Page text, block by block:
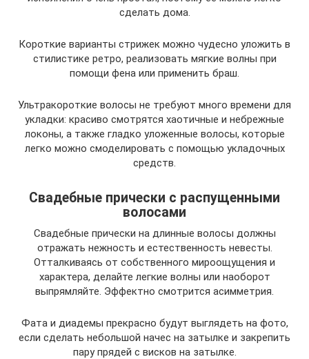
сделать дома.
Короткие варианты стрижек можно чудесно уложить в
стилистике ретро, реализовать мягкие волны при
помощи фена или применить браш.
Ультракороткие волосы не требуют много времени для
укладки: красиво смотрятся хаотичные и небрежные
локоны, а также гладко уложенные волосы, которые
легко можно смоделировать с помощью укладочных
средств.
Свадебные прически с распущенными
волосами
Свадебные прически на длинные волосы должны
отражать нежность и естественность невесты.
Отталкиваясь от собственного мироощущения и
характера, делайте легкие волны или наоборот
выпрямляйте. Эффектно смотрится асимметрия.
Фата и диадемы прекрасно будут выглядеть на фото,
если сделать небольшой начес на затылке и закрепить
пару прядей с висков на затылке.